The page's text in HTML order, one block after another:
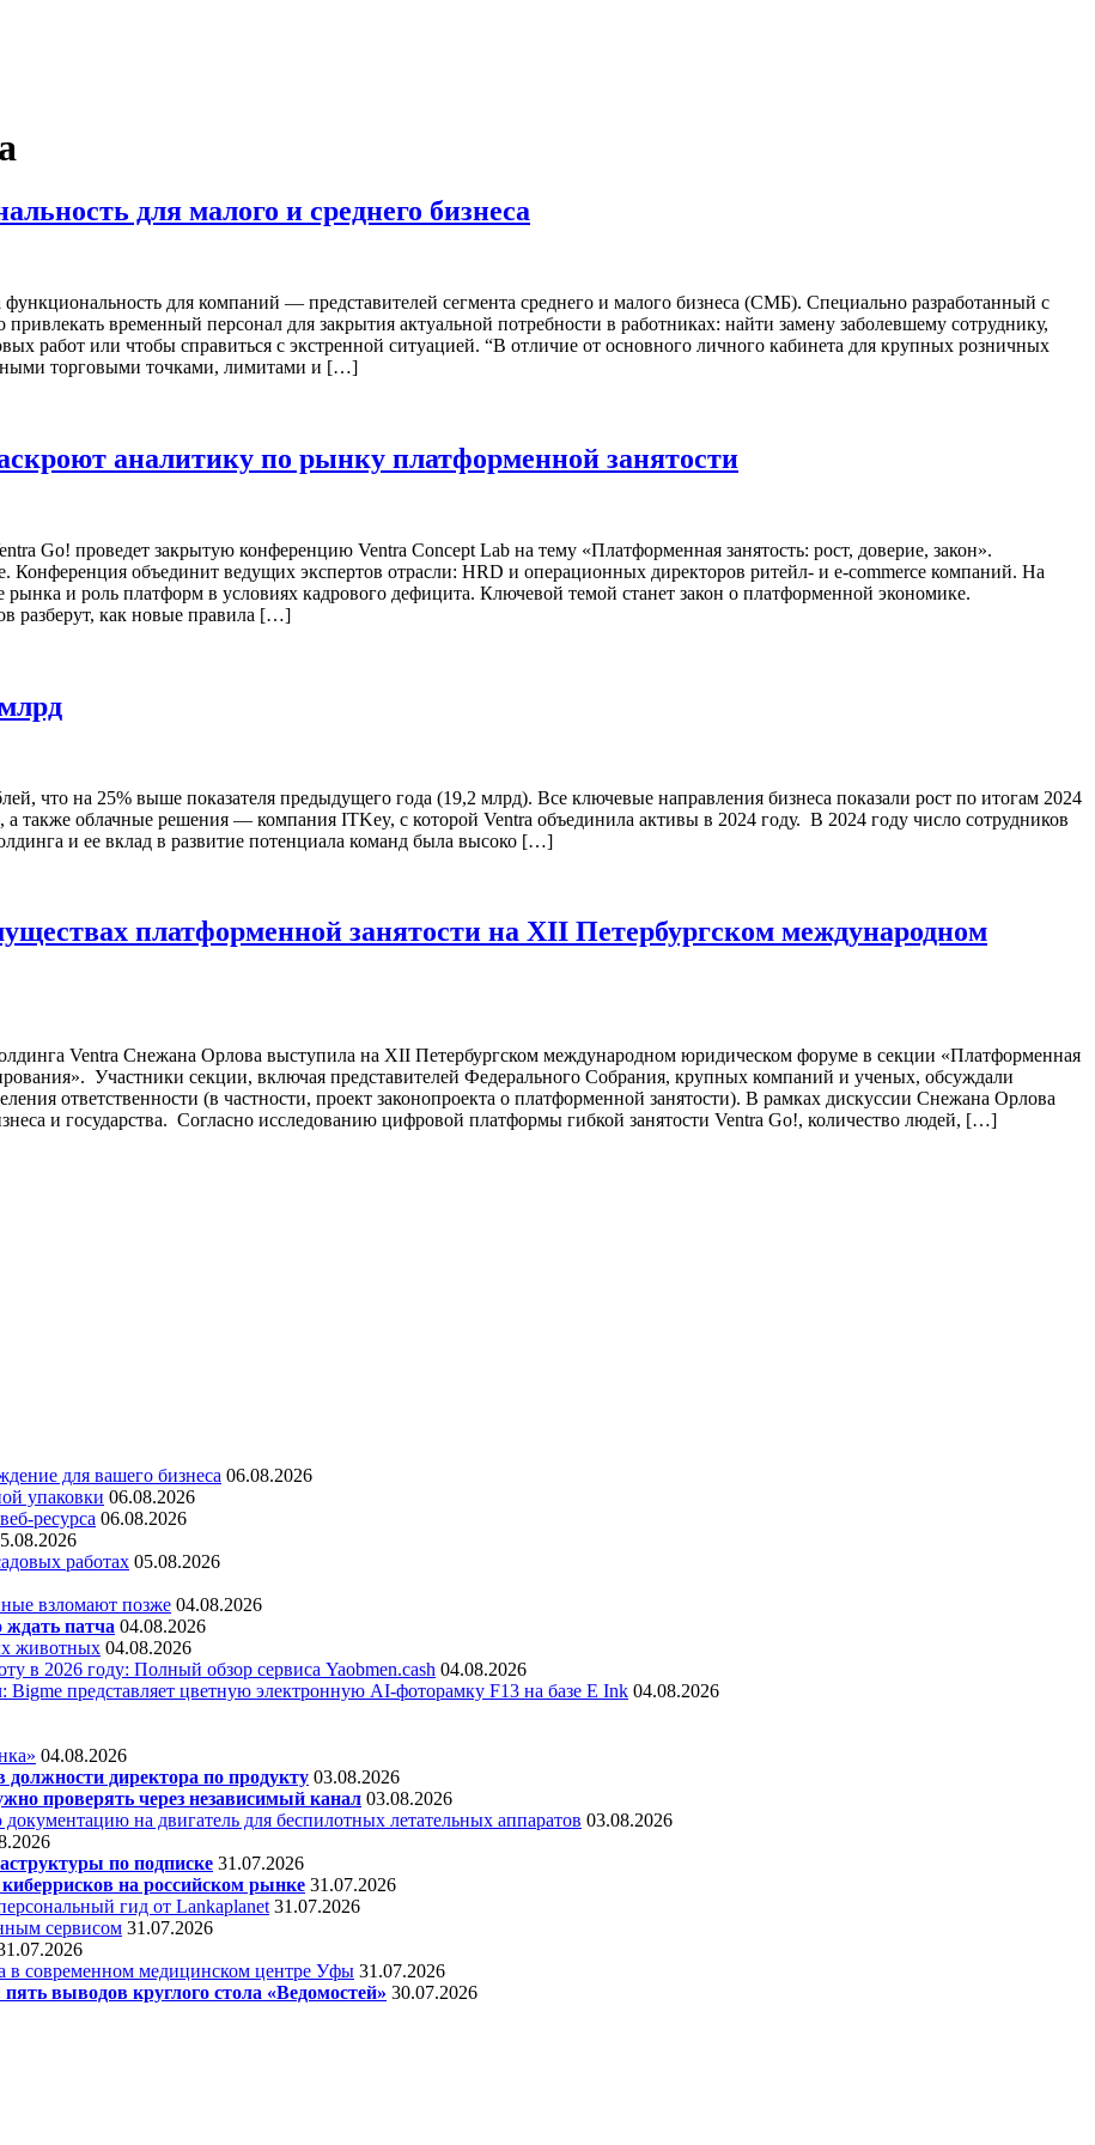
для малого и среднего бизнеса
для компаний — представителей сегмента среднего и малого бизнеса (СМБ). Специально разработанный с
временный персонал для закрытия актуальной потребности в работниках: найти замену заболевшему сотруднику,
работ или чтобы справиться с экстренной ситуацией. “В отличие от основного личного кабинета для крупных розничных
торговыми точками, лимитами и […]
аналитику по рынку платформенной занятости
Go! проведет закрытую конференцию Ventra Concept Lab на тему «Платформенная занятость: рост, доверие, закон».
Конференция объединит ведущих экспертов отрасли: HRD и операционных директоров ритейл- и e-commerce компаний. На
рынка и роль платформ в условиях кадрового дефицита. Ключевой темой станет закон о платформенной экономике.
разберут, как новые правила […]
что на 25% выше показателя предыдущего года (19,2 млрд). Все ключевые направления бизнеса показали рост по итогам 2024
а также облачные решения — компания ITKey, с которой Ventra объединила активы в 2024 году. В 2024 году число сотрудников
и ее вклад в развитие потенциала команд была высоко […]
платформенной занятости на XII Петербургском международном
Ventra Снежана Орлова выступила на XII Петербургском международном юридическом форуме в секции «Платформенная
Участники секции, включая представителей Федерального Собрания, крупных компаний и ученых, обсуждали
ответственности (в частности, проект законопроекта о платформенной занятости). В рамках дискуссии Снежана Орлова
и государства. Согласно исследованию цифровой платформы гибкой занятости Ventra Go!, количество людей, […]
для вашего бизнеса 06.08.2026
упаковки 06.08.2026
ресурса 06.08.2026
работах 05.08.2026
взломают позже 04.08.2026
патча 04.08.2026
животных 04.08.2026
в 2026 году: Полный обзор сервиса Yaobmen.cash 04.08.2026
представляет цветную электронную AI-фоторамку F13 на базе E Ink 04.08.2026
04.08.2026
директора по продукту 03.08.2026
проверять через независимый канал 03.08.2026
на двигатель для беспилотных летательных аппаратов 03.08.2026
по подписке 31.07.2026
на российском рынке 31.07.2026
гид от Lankaplanet 31.07.2026
сервисом 31.07.2026
в современном медицинском центре Уфы 31.07.2026
выводов круглого стола «Ведомостей» 30.07.2026